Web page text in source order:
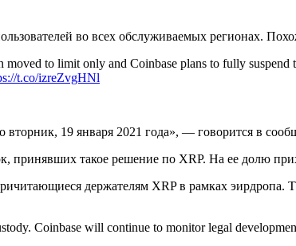
во всех обслуживаемых регионах.
to limit only and Coinbase plans to fully
t.co/izreZvgHNl
вторник, 19 января 2021 года», — говорится в
принявших такое решение по XRP. На ее долю
держателям XRP в рамках эирдропа.
Coinbase will continue to monitor legal